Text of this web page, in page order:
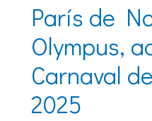
París de
Olympus,
Carnaval
2025